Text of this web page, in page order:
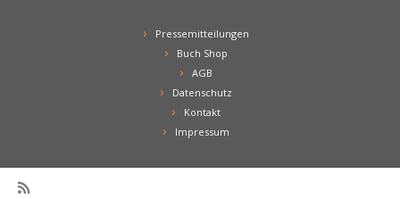
Pressemitteilungen
Buch Shop
AGB
Datenschutz
Kontakt
Impressum